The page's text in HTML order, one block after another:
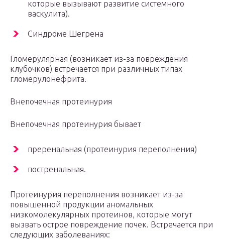
которые вызывают развитие системного
васкулита).
Синдроме Шегрена
Гломерулярная (возникает из-за повреждения
клубочков) встречается при различных типах
гломерулонефрита.
Внепочечная протеинурия
Внепочечная протеинурия бывает
преренальная (протеинурия переполнения)
постренальная.
Протеинурия переполнения возникает из-за
повышенной продукции аномальных
низкомолекулярных протеинов, которые могут
вызвать острое повреждение почек. Встречается при
следующих заболеваниях: